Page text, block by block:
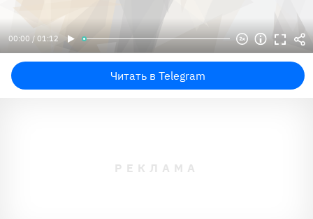
00:00 / 01:12
Читать в Telegram